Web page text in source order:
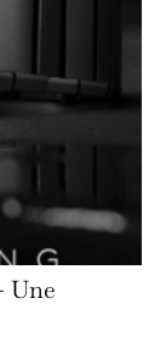
Une